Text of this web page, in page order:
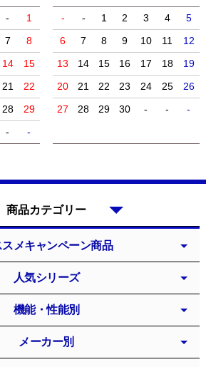
-
1
7
8
14
15
21
22
28
29
- -
- - 1 2 3 4
5
6
7 8 9 10 11
12
13
14 15 16 17 18
19
20
21 22 23 24 25
26
27
28 29 30 - - -
メキャンペーン商品
人気シリーズ
機能・性能別
メーカー別
商品カテゴリー